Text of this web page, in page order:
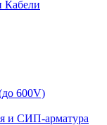
Кабели
600V)
и СИП-арматура